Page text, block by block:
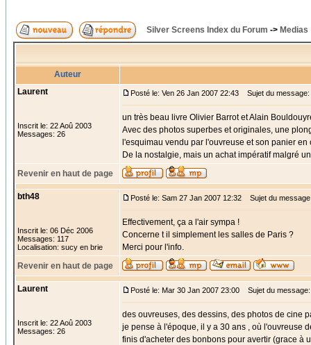
Silver Screens Index du Forum -> Medias
Auteur
Laurent
Inscrit le: 22 Aoû 2003
Messages: 26
Posté le: Ven 26 Jan 2007 22:43 Sujet du
un très beau livre Olivier Barrot et Alain
Avec des photos superbes et originales, une
l'esquimau vendu par l'ouvreuse et son panier en
De la nostalgie, mais un achat impératif malgré
Revenir en haut de page
bth48
Inscrit le: 06 Déc 2006
Messages: 117
Localisation: sucy en brie
Posté le: Sam 27 Jan 2007 12:32 Sujet du
Effectivement, ça a l'air sympa !
Concerne t il simplement les salles de Paris ?
Merci pour l'info.
Revenir en haut de page
Laurent
Inscrit le: 22 Aoû 2003
Messages: 26
Posté le: Mar 30 Jan 2007 23:00 Sujet du
des ouvreuses, des dessins, des photos de cine
je pense à l'époque, il y a 30 ans , où l'ouvreuse
finis d'acheter des bonbons pour avertir (grace à